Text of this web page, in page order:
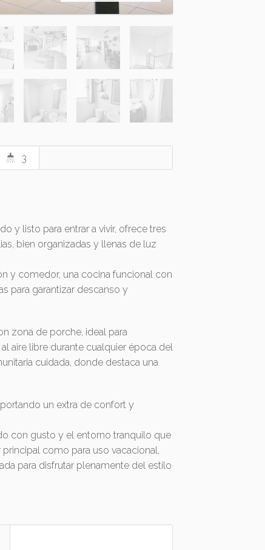
3
y listo para entrar a vivir, ofrece tres
bien organizadas y llenas de luz
y comedor, una cocina funcional con
para garantizar descanso y
zona de porche, ideal para
aire libre durante cualquier época del
cuidada, donde destaca una
un extra de confort y
con gusto y el entorno tranquilo que
como para uso vacacional,
para disfrutar plenamente del estilo